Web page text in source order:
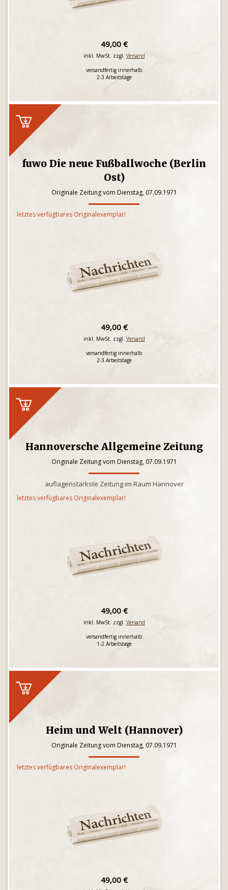
49,00 €
inkl. MwSt. zzgl. Versand
versandfertig innerhalb
2-3 Arbeitstage
fuwo Die neue Fußballwoche (Berlin
Ost)
Originale Zeitung vom Dienstag, 07.09.1971
letztes verfügbares Originalexemplar!
49,00 €
inkl. MwSt. zzgl. Versand
versandfertig innerhalb
2-3 Arbeitstage
Hannoversche Allgemeine Zeitung
Originale Zeitung vom Dienstag, 07.09.1971
auflagenstärkste Zeitung im Raum Hannover
letztes verfügbares Originalexemplar!
49,00 €
inkl. MwSt. zzgl. Versand
versandfertig innerhalb
1-2 Arbeitstage
Heim und Welt (Hannover)
Originale Zeitung vom Dienstag, 07.09.1971
letztes verfügbares Originalexemplar!
49,00 €